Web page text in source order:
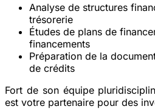
Analyse de structures
trésorerie
Études de plans de
financements
Préparation de la
de crédits
Fort de son équipe
est votre partenaire pour des